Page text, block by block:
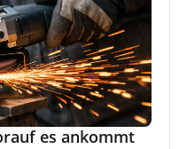
es ankommt